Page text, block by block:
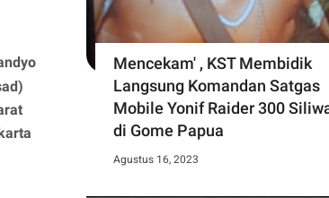
Mencekam' , KST Membidik
Langsung Komandan Satgas
Mobile Yonif Raider 300
di Gome Papua
Agustus 16, 2023